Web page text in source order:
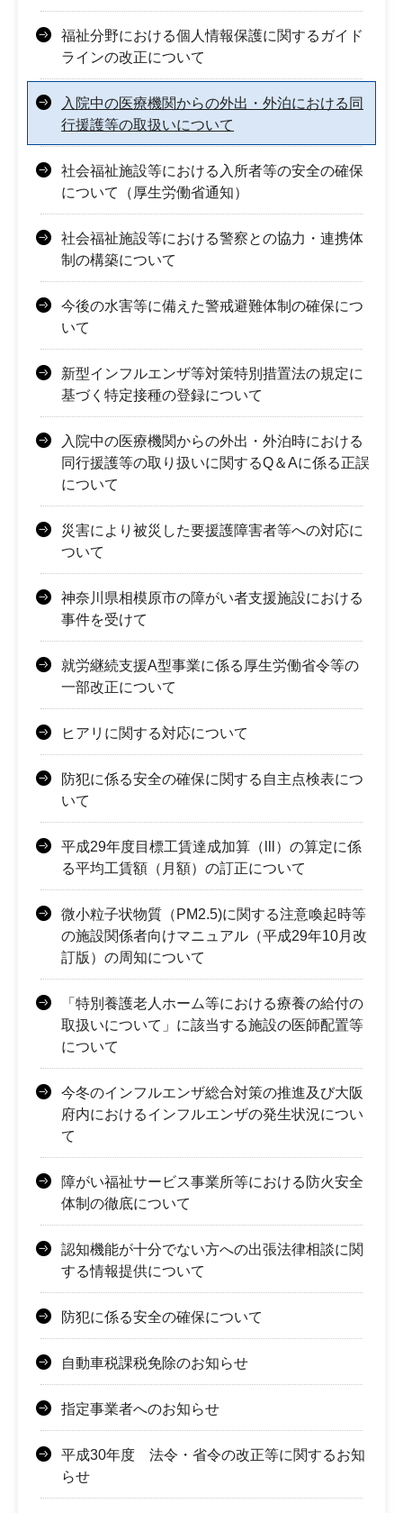
福祉分野における個人情報保護に関するガイド
ラインの改正について
入院中の医療機関からの外出・外泊における同
行援護等の取扱いについて
社会福祉施設等における入所者等の安全の確保
について（厚生労働省通知）
社会福祉施設等における警察との協力・連携体
制の構築について
今後の水害等に備えた警戒避難体制の確保につ
いて
新型インフルエンザ等対策特別措置法の規定に
基づく特定接種の登録について
入院中の医療機関からの外出・外泊時における
同行援護等の取り扱いに関するQ＆Aに係る正誤
について
災害により被災した要援護障害者等への対応に
ついて
神奈川県相模原市の障がい者支援施設における
事件を受けて
就労継続支援A型事業に係る厚生労働省令等の
一部改正について
ヒアリに関する対応について
防犯に係る安全の確保に関する自主点検表につ
いて
平成29年度目標工賃達成加算（lll）の算定に係
る平均工賃額（月額）の訂正について
微小粒子状物質（PM2.5)に関する注意喚起時等
の施設関係者向けマニュアル（平成29年10月改
訂版）の周知について
「特別養護老人ホーム等における療養の給付の
取扱いについて」に該当する施設の医師配置等
について
今冬のインフルエンザ総合対策の推進及び大阪
府内におけるインフルエンザの発生状況につい
て
障がい福祉サービス事業所等における防火安全
体制の徹底について
認知機能が十分でない方への出張法律相談に関
する情報提供について
防犯に係る安全の確保について
自動車税課税免除のお知らせ
指定事業者へのお知らせ
平成30年度 法令・省令の改正等に関するお知
らせ